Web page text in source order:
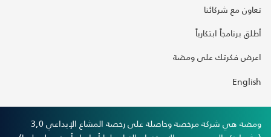
تعاون مع شركائنا
أطلق برنامجاً ابتكارياً
اعرض فكرتك على ومضة
English
ومضة هي شركة مرخصة وحاصلة على رخصة المشاع الإبداعي 3,0